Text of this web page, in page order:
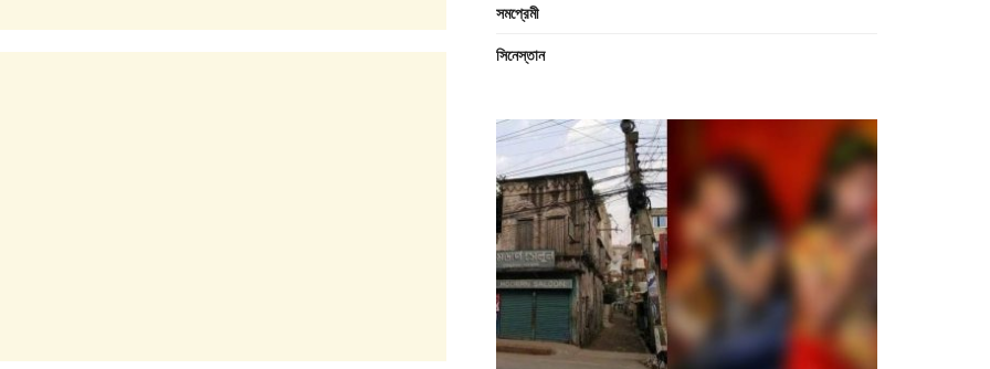
সমপ্রেমী
সিনেস্তান